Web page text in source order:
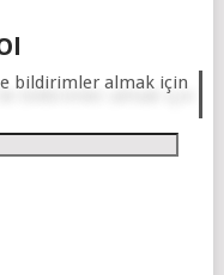
bildirimler almak için